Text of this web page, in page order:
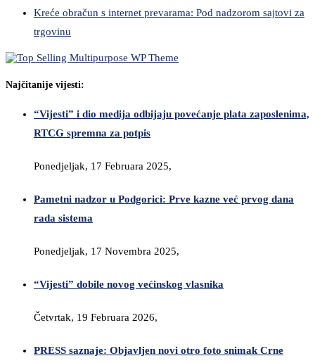
Kreće obračun s internet prevarama: Pod nadzorom sajtovi za
trgovinu
Najčitanije vijesti:
“Vijesti” i dio medija odbijaju povećanje plata zaposlenima,
RTCG spremna za potpis
Ponedjeljak, 17 Februara 2025,
Pametni nadzor u Podgorici: Prve kazne već prvog dana
rada sistema
Ponedjeljak, 17 Novembra 2025,
“Vijesti” dobile novog većinskog vlasnika
Četvrtak, 19 Februara 2026,
PRESS saznaje: Objavljen novi otro foto snimak Crne